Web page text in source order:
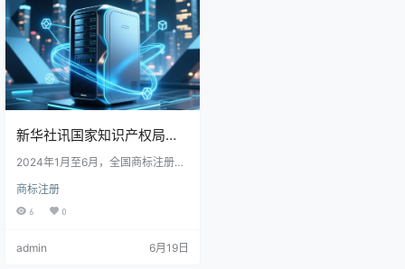
新华社讯国家知识产权局近
日发布数据显示，2024年上
半年我国商标注册申请量同
件，创历史新高。这一数据
2024年1月至6月，全国商标注册申
3%，其中国内申请占比87.6%，显
示本土企业品牌保护意识增强。涉
产权保护力度加大密切相关，2023
商标注册
6 0
admin 6月19日